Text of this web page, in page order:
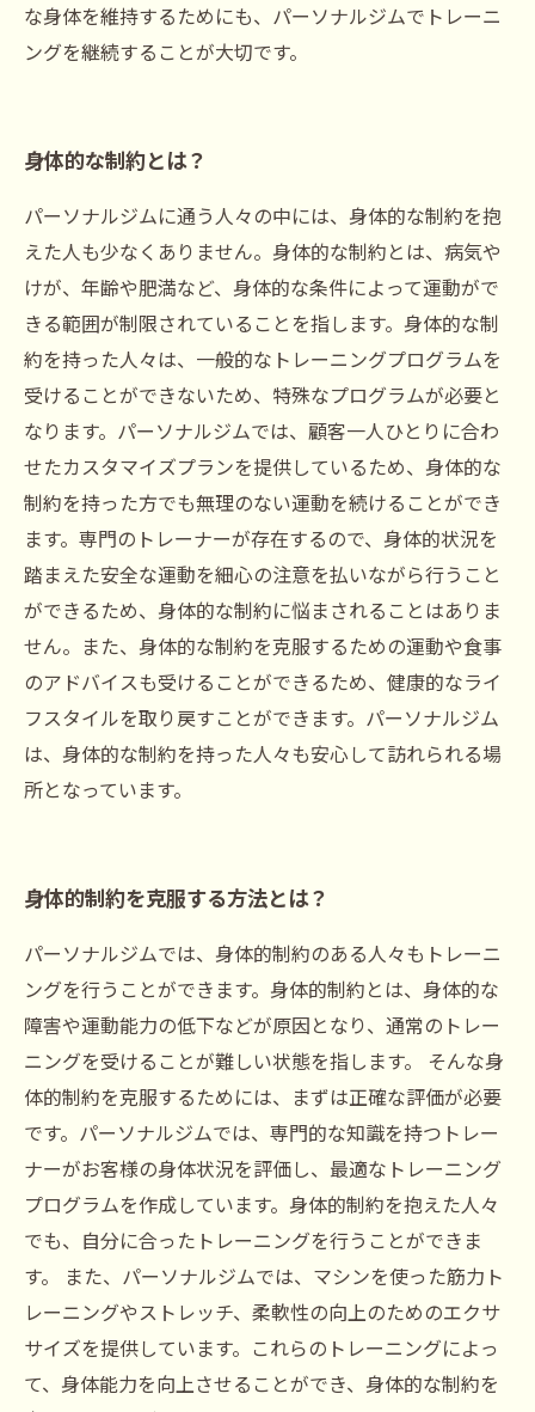
な身体を維持するためにも、パーソナルジムでトレーニ
ングを継続することが大切です。
身体的な制約とは？
パーソナルジムに通う人々の中には、身体的な制約を抱
えた人も少なくありません。身体的な制約とは、病気や
けが、年齢や肥満など、身体的な条件によって運動がで
きる範囲が制限されていることを指します。身体的な制
約を持った人々は、一般的なトレーニングプログラムを
受けることができないため、特殊なプログラムが必要と
なります。パーソナルジムでは、顧客一人ひとりに合わ
せたカスタマイズプランを提供しているため、身体的な
制約を持った方でも無理のない運動を続けることができ
ます。専門のトレーナーが存在するので、身体的状況を
踏まえた安全な運動を細心の注意を払いながら行うこと
ができるため、身体的な制約に悩まされることはありま
せん。また、身体的な制約を克服するための運動や食事
のアドバイスも受けることができるため、健康的なライ
フスタイルを取り戻すことができます。パーソナルジム
は、身体的な制約を持った人々も安心して訪れられる場
所となっています。
身体的制約を克服する方法とは？
パーソナルジムでは、身体的制約のある人々もトレーニ
ングを行うことができます。身体的制約とは、身体的な
障害や運動能力の低下などが原因となり、通常のトレー
ニングを受けることが難しい状態を指します。 そんな身
体的制約を克服するためには、まずは正確な評価が必要
です。パーソナルジムでは、専門的な知識を持つトレー
ナーがお客様の身体状況を評価し、最適なトレーニング
プログラムを作成しています。身体的制約を抱えた人々
でも、自分に合ったトレーニングを行うことができま
す。 また、パーソナルジムでは、マシンを使った筋力ト
レーニングやストレッチ、柔軟性の向上のためのエクサ
サイズを提供しています。これらのトレーニングによっ
て、身体能力を向上させることができ、身体的な制約を